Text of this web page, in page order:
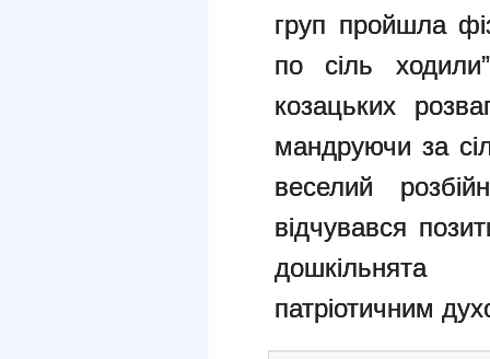
груп пройшла
по сіль
козацьких
мандруючи за
веселий
відчувався
дошкільнята
патріотичним